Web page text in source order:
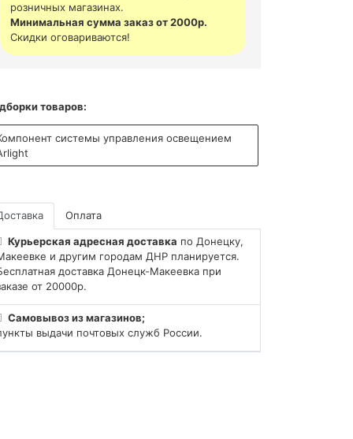
розничных магазинах.
Минимальная сумма заказ от 2000р.
Скидки оговариваются!
товаров:
системы управления освещением
Оплата
Курьерская адресная доставка по Донецку,
и другим городам ДНР планируется.
доставка Донецк-Макеевка при
от 20000р.
Самовывоз из магазинов;
выдачи почтовых служб России.